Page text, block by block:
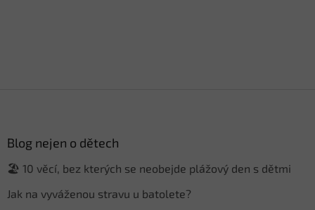
Blog nejen o dětech
🏖️ 10 věcí, bez kterých se neobejde plážový den s dětmi
Jak na vyváženou stravu u batolete?